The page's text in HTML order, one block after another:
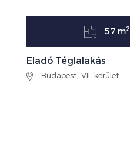
57 m2
Eladó Téglalakás
Budapest, VII. kerület